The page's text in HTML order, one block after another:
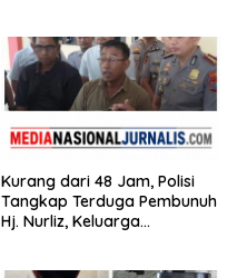
Kurang dari 48 Jam, Polisi
Tangkap Terduga Pembunuh
Hj. Nurliz, Keluarga